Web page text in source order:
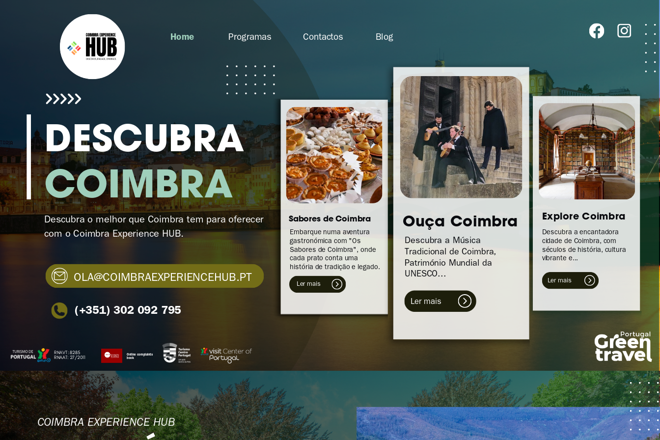
Explore Coimbra
Descubra a encantadora
cidade de Coimbra, com
séculos de história, cultura
vibrante e...
Ler mais
Embarque numa aventura
gastronómica com "Os
Sabores de Coimbra", onde
cada prato conta uma
história de tradição e legado.
Sabores de Coimbra Ouça Coimbra
(+351) 302 092 795
DESCUBRA
Descubra o melhor que Coimbra tem para oferecer
com o Coimbra Experience HUB.
COIMBRA
Home Programas Contactos Blog
Descubra a Música
Tradicional de Coimbra,
Património Mundial da
UNESCO...
Ler mais
Ler mais
OLA@COIMBRAEXPERIENCEHUB.PT
RNAVT: 8285
RNAAT: 27/2011
Online complaints
book
COIMBRA EXPERIENCE HUB